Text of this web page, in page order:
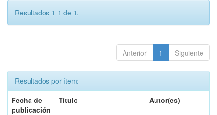
Resultados 1-1 de 1.
Anterior 1 Siguiente
Resultados por ítem:
Fecha de
publicación
Título Autor(es)